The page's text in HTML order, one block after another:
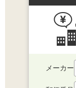
メーカー